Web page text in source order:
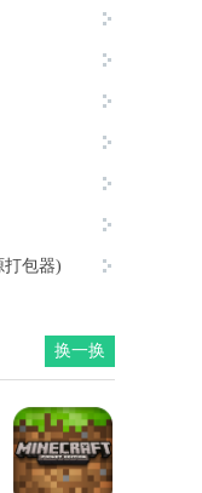
打包器)
换一换